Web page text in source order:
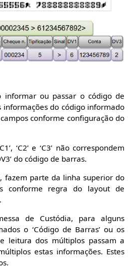
informar ou passar o código de
do código informado
conforme configuração do
‘C2’ e ‘C3’ não correspondem
do código de barras.
fazem parte da linha superior do
conforme regra do layout de
de Custódia, para alguns
o ‘Código de Barras’ ou os
leitura dos múltiplos passam a
estas informações. Estes